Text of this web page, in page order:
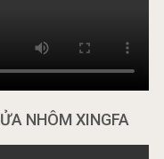
NHÔM XINGFA